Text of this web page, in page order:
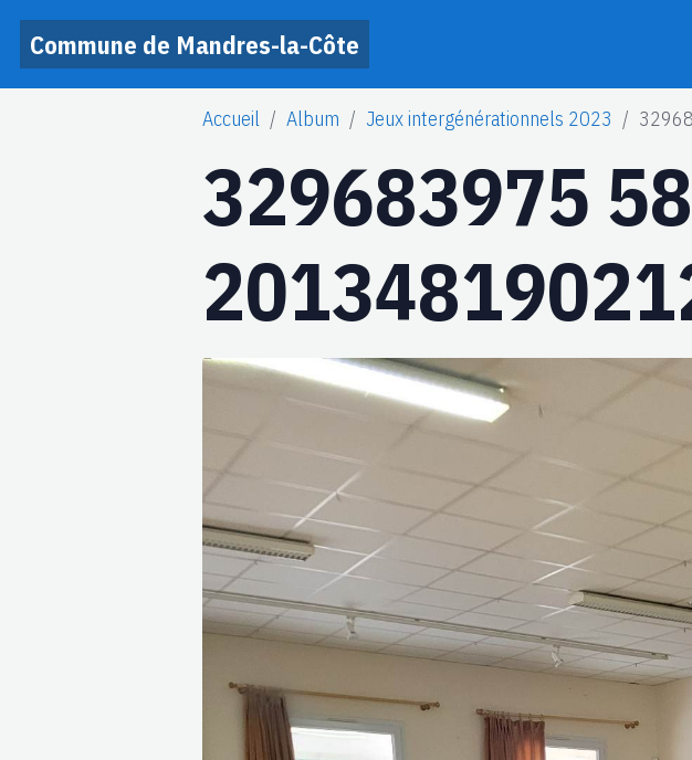
Commune de Mandres-la-Côte
Accueil Album Jeux intergénérationnels 2023
329683975